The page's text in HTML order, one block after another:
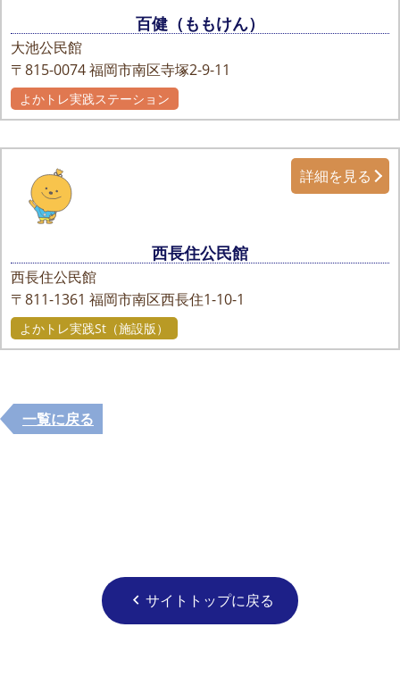
百健（ももけん）
大池公民館
〒815-0074福岡市南区寺塚2-9-11
よかトレ実践ステーション
西長住公民館
西長住公民館
〒811-1361 福岡市南区西長住1-10-1
詳細を見る
よかトレ実践St（施設版）
一覧に戻る
chevron_left サイトトップに戻る